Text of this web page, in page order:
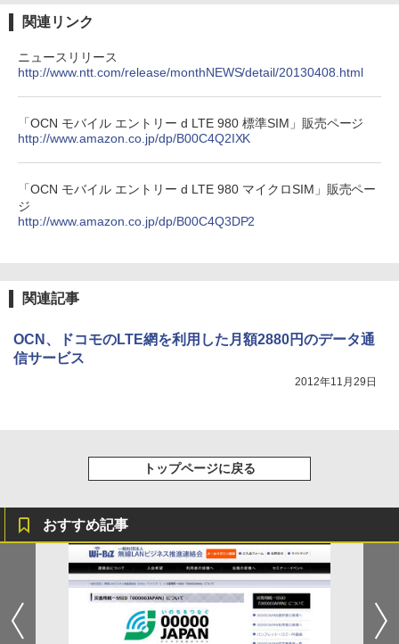
関連リンク
ニュースリリース
http://www.ntt.com/release/monthNEWS/detail/20130408.html
「OCN モバイル エントリー d LTE 980 標準SIM」販売ページ
http://www.amazon.co.jp/dp/B00C4Q2IXK
「OCN モバイル エントリー d LTE 980 マイクロSIM」販売ペー
ジ
http://www.amazon.co.jp/dp/B00C4Q3DP2
関連記事
OCN、ドコモのLTE網を利用した月額2880円のデータ通
信サービス
2012年11月29日
トップページに戻る
おすすめ記事